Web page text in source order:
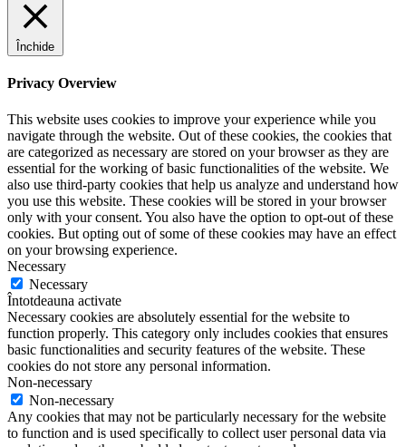
Închide
Privacy Overview
This website uses cookies to improve your experience while you
navigate through the website. Out of these cookies, the cookies that
are categorized as necessary are stored on your browser as they are
essential for the working of basic functionalities of the website. We
also use third-party cookies that help us analyze and understand how
you use this website. These cookies will be stored in your browser
only with your consent. You also have the option to opt-out of these
cookies. But opting out of some of these cookies may have an effect
on your browsing experience.
Necessary
Necessary
Întotdeauna activate
Necessary cookies are absolutely essential for the website to
function properly. This category only includes cookies that ensures
basic functionalities and security features of the website. These
cookies do not store any personal information.
Non-necessary
Non-necessary
Any cookies that may not be particularly necessary for the website
to function and is used specifically to collect user personal data via